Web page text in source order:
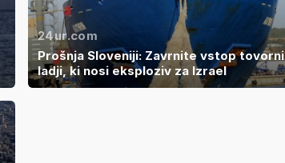
24ur.com
Prošnja Sloveniji: Zavrnite vstop tovorni
ladji, ki nosi eksploziv za Izrael